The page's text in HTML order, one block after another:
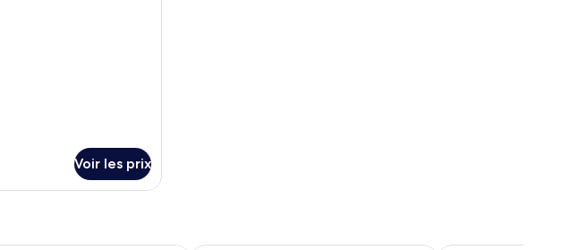
Voir les prix